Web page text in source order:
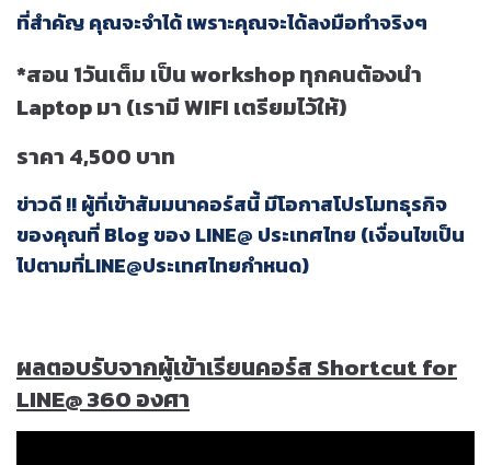
ที่สำคัญ คุณจะจำได้ เพราะคุณจะได้ลงมือทำจริงๆ
*สอน 1วันเต็ม เป็น workshop ทุกคนต้องนำ
Laptop มา (เรามี WIFI เตรียมไว้ให้)
ราคา 4,500 บาท
ข่าวดี !! ผู้ที่เข้าสัมมนาคอร์สนี้ มีโอกาสโปรโมทธุรกิจ
ของคุณที่ Blog ของ LINE@ ประเทศไทย (เงื่อนไขเป็น
ไปตามที่LINE@ประเทศไทยกำหนด)
ผลตอบรับจากผู้เข้าเรียนคอร์ส Shortcut for
LINE@ 360 องศา